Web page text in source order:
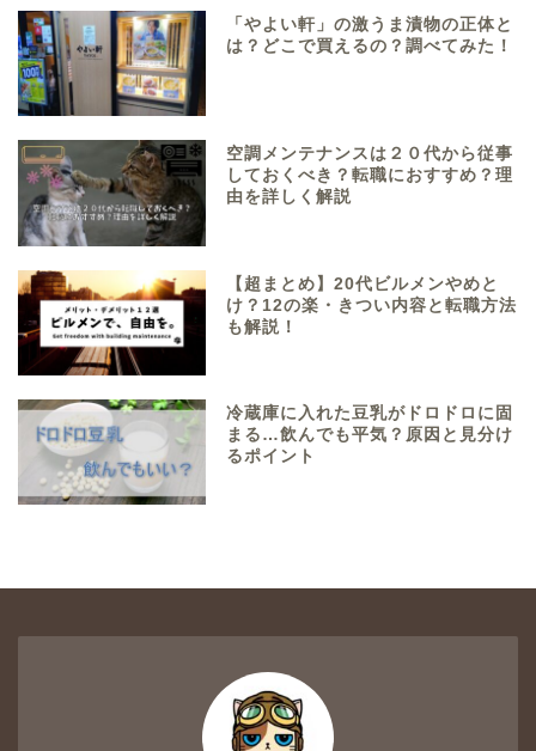
「やよい軒」の激うま漬物の正体と
は？どこで買えるの？調べてみた！
空調メンテナンスは２０代から従事
しておくべき？転職におすすめ？理
由を詳しく解説
【超まとめ】20代ビルメンやめと
け？12の楽・きつい内容と転職方法
も解説！
冷蔵庫に入れた豆乳がドロドロに固
まる…飲んでも平気？原因と見分け
るポイント